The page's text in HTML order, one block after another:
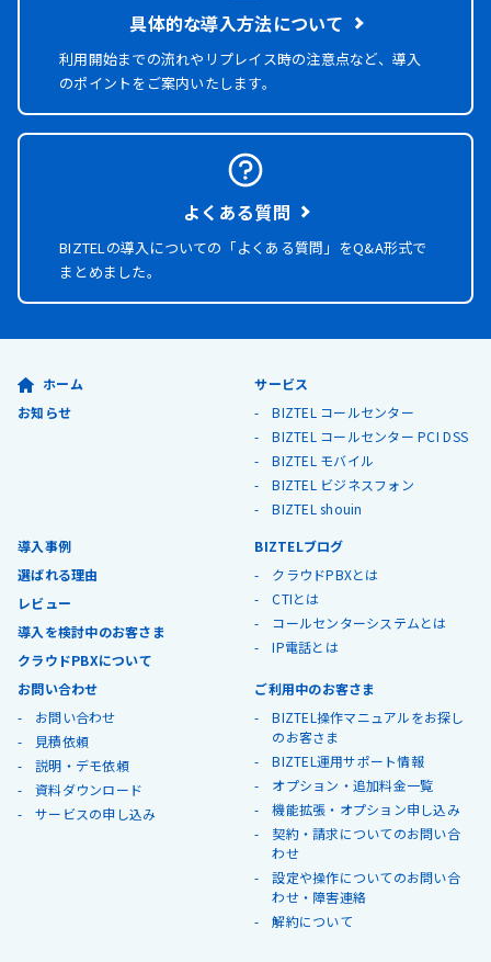
具体的な導入方法について
利用開始までの流れやリプレイス時の注意点など、導入
のポイントをご案内いたします。
よくある質問
BIZTELの導入についての「よくある質問」をQ&A形式で
まとめました。
ホーム
お知らせ
サービス
BIZTEL コールセンター
BIZTEL コールセンター PCI DSS
BIZTEL モバイル
BIZTEL ビジネスフォン
BIZTEL shouin
導入事例
選ばれる理由
レビュー
導入を検討中のお客さま
クラウドPBXについて
BIZTELブログ
クラウドPBXとは
CTIとは
コールセンターシステムとは
IP電話とは
お問い合わせ
お問い合わせ
見積依頼
説明・デモ依頼
資料ダウンロード
サービスの申し込み
ご利用中のお客さま
BIZTEL操作マニュアルをお探し
のお客さま
BIZTEL運用サポート情報
オプション・追加料金一覧
機能拡張・オプション申し込み
契約・請求についてのお問い合
わせ
設定や操作についてのお問い合
わせ・障害連絡
解約について